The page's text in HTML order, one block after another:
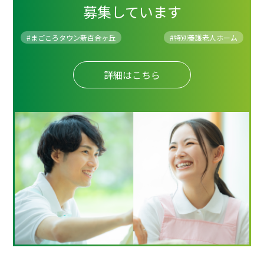
募集しています
#まごころタウン新百合ヶ丘 #特別養護老人ホーム
詳細はこちら